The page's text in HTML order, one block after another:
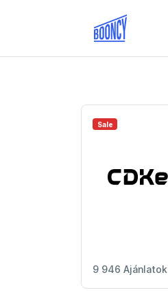
Sale
9 946 Ajánlatok